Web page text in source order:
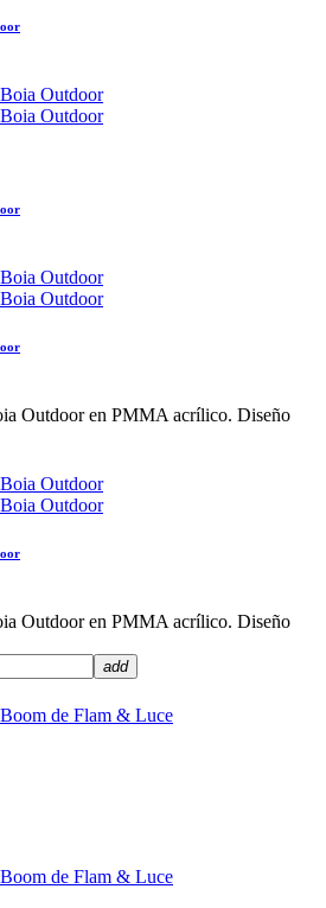
Outdoor en PMMA acrílico. Diseño
Outdoor en PMMA acrílico. Diseño
add